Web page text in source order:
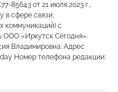
от 21 июля 2023 г.,
в сфере связи,
коммуникаций) с
ООО «Иркутск Сегодня».
Владимировна. Адрес
Номер телефона редакции: